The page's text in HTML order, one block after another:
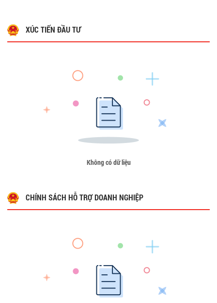
XÚC TIẾN ĐẦU TƯ
Không có dữ liệu
CHÍNH SÁCH HỖ TRỢ DOANH NGHIỆP